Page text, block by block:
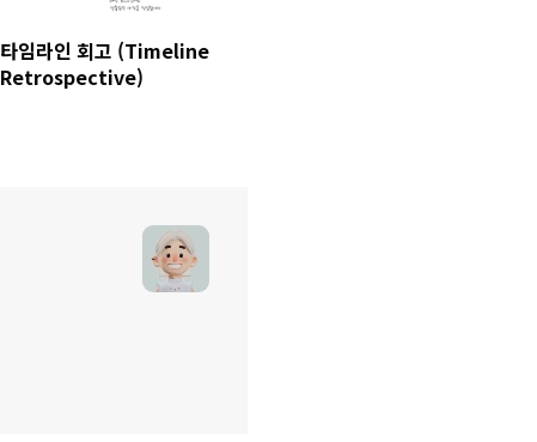
타임라인 회고 (Timeline
Retrospective)